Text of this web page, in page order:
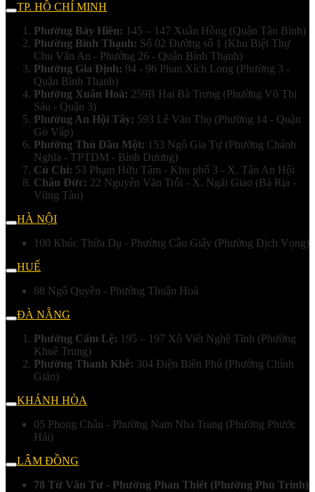
TP. HỒ CHÍ MINH
Phường Bảy Hiền: 145 – 147 Xuân Hồng (Quận Tân Bình)
Phường Bình Thạnh: Số 02 Đường số 1 (Khu Biệt Thự
Chu Văn An - Phường 26 - Quận Bình Thạnh)
Phường Gia Định: 94 - 96 Phan Xích Long (Phường 3 -
Quận Bình Thạnh)
Phường Xuân Hoà: 259B Hai Bà Trưng (Phường Võ Thị
Sáu - Quận 3)
Phường An Hội Tây: 593 Lê Văn Thọ (Phường 14 - Quận
Gò Vấp)
Phường Thủ Dầu Một: 153 Ngô Gia Tự (Phường Chánh
Nghĩa - TPTDM - Bình Dương)
Củ Chi: 53 Phạm Hữu Tâm - Khu phố 3 - X. Tân An Hội
Châu Đức: 22 Nguyễn Văn Trỗi - X. Ngãi Giao (Bà Rịa -
Vũng Tàu)
HÀ NỘI
100 Khúc Thừa Dụ - Phường Cầu Giấy (Phường Dịch Vọng)
HUẾ
88 Ngô Quyền - Phường Thuận Hoá
ĐÀ NẴNG
Phường Cẩm Lệ: 195 – 197 Xô Viết Nghệ Tĩnh (Phường
Khuê Trung)
Phường Thanh Khê: 304 Điện Biên Phủ (Phường Chính
Gián)
KHÁNH HÒA
05 Phong Châu - Phường Nam Nha Trang (Phường Phước
Hải)
LÂM ĐỒNG
78 Từ Văn Tư - Phường Phan Thiết (Phường Phú Trinh)